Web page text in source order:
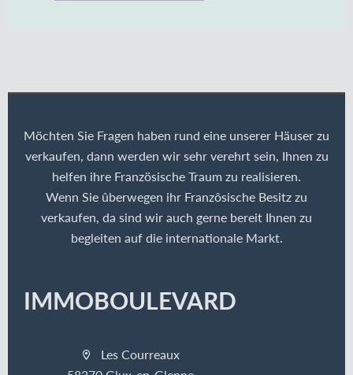
Möchten Sie Fragen haben rund eine unserer Häuser zu
verkaufen, dann werden wir sehr verehrt sein, Ihnen zu
helfen ihre Französische Traum zu realisieren.
Wenn Sie ûberwegen ihr Franzôsische Besitz zu
verkaufen, da sind wir auch gerne bereit Ihnen zu
begleiten auf die internationale Markt.
IMMOBOULEVARD
Les Courreaux